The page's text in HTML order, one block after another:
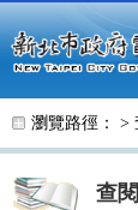
跳至主要內容
瀏覽路徑： >
查